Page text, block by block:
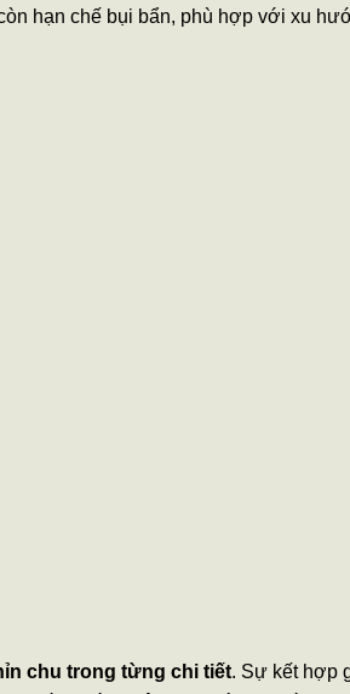
hạn chế bụi bẩn, phù hợp với xu
chu trong từng chi tiết. Sự kết hợp